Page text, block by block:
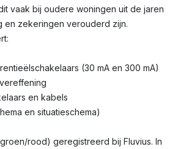
vaak bij oudere woningen uit de jaren
zekeringen verouderd zijn.
(30 mA en 300 mA)
en kabels
en situatieschema)
rood) geregistreerd bij Fluvius. In